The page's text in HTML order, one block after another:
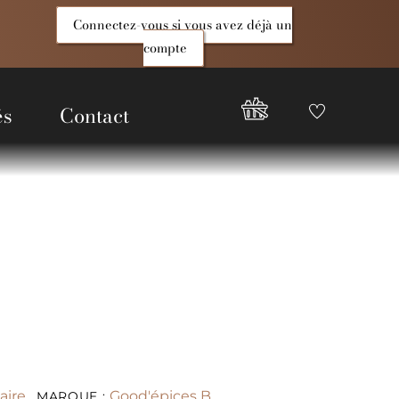
Connectez-vous si vous avez déjà un
compte
Contact
Compte
Good
Epices
Favoris